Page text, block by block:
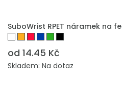
PŘIDAT DO POPTÁVKY
SuboWrist RPET náramek na
od 14.45 Kč
Skladem: Na dotaz